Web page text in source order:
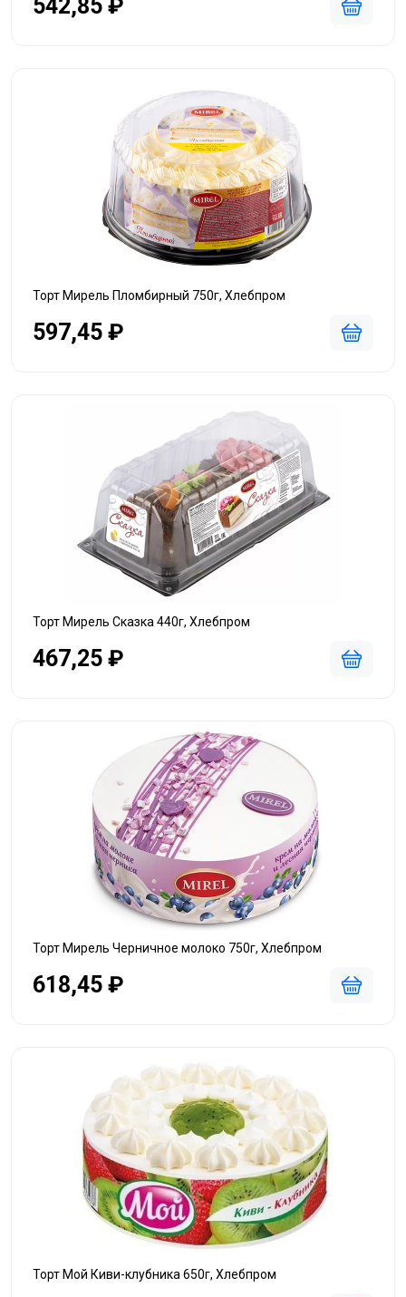
542,85 ₽
Торт Мирель Пломбирный 750г, Хлебпром
597,45 ₽
Торт Мирель Сказка 440г, Хлебпром
467,25 ₽
Торт Мирель Черничное молоко 750г, Хлебпром
618,45 ₽
Торт Мой Киви-клубника 650г, Хлебпром